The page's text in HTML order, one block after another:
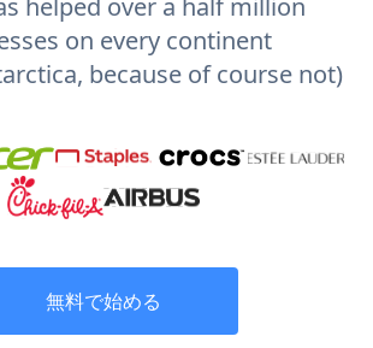
on every continent
because of course not)
無料で始める